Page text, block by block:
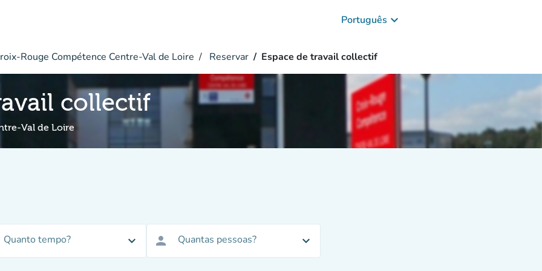
Português keyboard_arrow_down
Rouge Compétence Centre-Val de Loire Reservar Espace de travail collectif
collectif
Val de Loire
Quanto tempo? expand_more person Quantas pessoas? expand_more